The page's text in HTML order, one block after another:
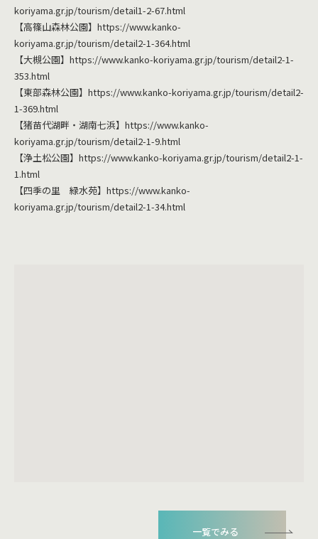
koriyama.gr.jp/tourism/detail1-2-67.html
【高篠山森林公園】 https://www.kanko-
koriyama.gr.jp/tourism/detail2-1-364.html
【大槻公園】 https://www.kanko-koriyama.gr.jp/tourism/detail2-1-
353.html
【東部森林公園】 https://www.kanko-koriyama.gr.jp/tourism/detail2-
1-369.html
【猪苗代湖畔・湖南七浜】 https://www.kanko-
koriyama.gr.jp/tourism/detail2-1-9.html
【浄土松公園】 https://www.kanko-koriyama.gr.jp/tourism/detail2-1-
1.html
【四季の里 緑水苑】 https://www.kanko-
koriyama.gr.jp/tourism/detail2-1-34.html
一覧でみる